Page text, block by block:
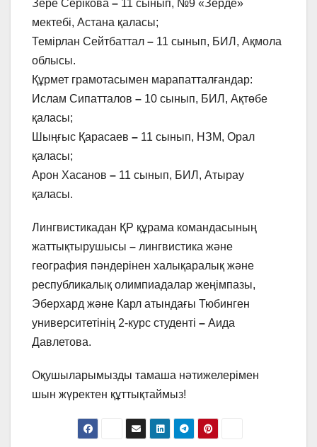
Зере Серікова – 11 сынып, №9 «Зерде»
мектебі, Астана қаласы;
Темірлан Сейтбаттал – 11 сынып, БИЛ, Ақмола
облысы.
Құрмет грамотасымен марапатталғандар:
Ислам Сипатталов – 10 сынып, БИЛ, Ақтөбе
қаласы;
Шыңғыс Қарасаев – 11 сынып, НЗМ, Орал
қаласы;
Арон Хасанов – 11 сынып, БИЛ, Атырау
қаласы.
Лингвистикадан ҚР құрама командасының
жаттықтырушысы – лингвистика және
география пәндерінен халықаралық және
республикалық олимпиадалар жеңімпазы,
Эберхард және Карл атындағы Тюбинген
университетінің 2-курс студенті – Аида
Давлетова.
Оқушыларымызды тамаша нәтижелерімен
шын жүректен құттықтаймыз!